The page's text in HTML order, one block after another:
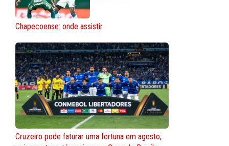
Chapecoense: onde assistir
Cruzeiro pode faturar uma fortuna em agosto;